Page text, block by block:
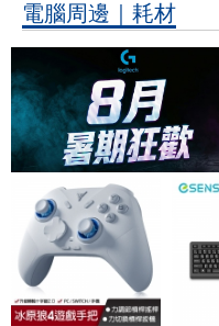
電腦周邊｜耗材